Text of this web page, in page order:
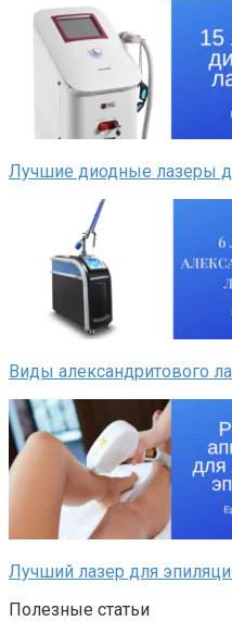
Лучшие диодные лазеры
Виды александритового
Лучший лазер для
Полезные статьи